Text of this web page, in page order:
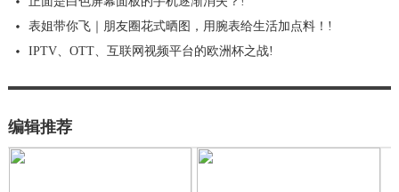
表姐带你飞｜朋友圈花式晒图，用腕表给生活加点料！!
IPTV、OTT、互联网视频平台的欧洲杯之战!
编辑推荐